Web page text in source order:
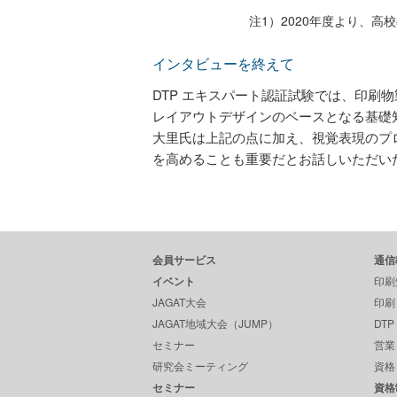
注1）2020年度より、高
インタビューを終えて
DTP エキスパート認証試験では、印刷
レイアウトデザインのベースとなる基
大里氏は上記の点に加え、視覚表現の
を高めることも重要だとお話しいただい
会員サービス
イベント
JAGAT大会
JAGAT地域大会（JUMP）
セミナー
研究会ミーティング
セミナー
通
印
印
営
資格
資